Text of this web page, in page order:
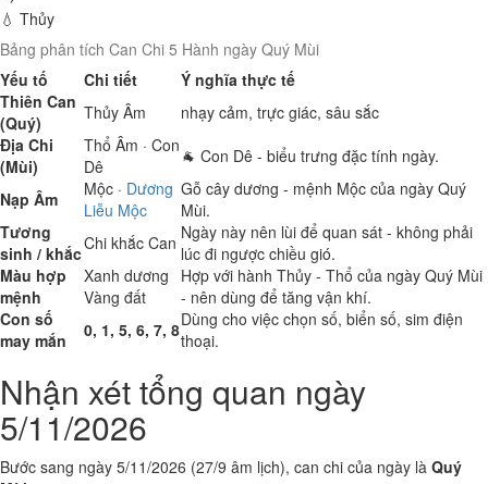
💧 Thủy
Bảng phân tích Can Chi 5 Hành ngày Quý Mùi
Yếu tố
Chi tiết
Ý nghĩa thực tế
Thiên Can
(Quý)
Thủy Âm
nhạy cảm, trực giác, sâu sắc
Địa Chi
(Mùi)
Thổ Âm · Con
Dê
🐐 Con Dê - biểu trưng đặc tính ngày.
Nạp Âm
Mộc · Dương
Liễu Mộc
Gỗ cây dương - mệnh Mộc của ngày Quý
Mùi.
Tương
sinh / khắcChi khắc Can Ngày này nên lùi để quan sát - không phải
lúc đi ngược chiều gió.
Màu hợp
mệnh
Xanh dương
Vàng đất
Hợp với hành Thủy - Thổ của ngày Quý Mùi
- nên dùng để tăng vận khí.
Con số
may mắn
0, 1, 5, 6, 7, 8Dùng cho việc chọn số, biển số, sim điện
thoại.
Nhận xét tổng quan ngày
5/11/2026
Bước sang ngày 5/11/2026 (27/9 âm lịch), can chi của ngày là Quý